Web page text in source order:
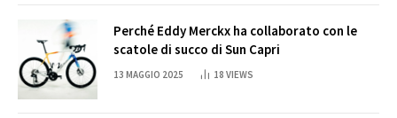
Perché Eddy Merckx ha collaborato con le
scatole di succo di Sun Capri
13 MAGGIO 2025 18 VIEWS